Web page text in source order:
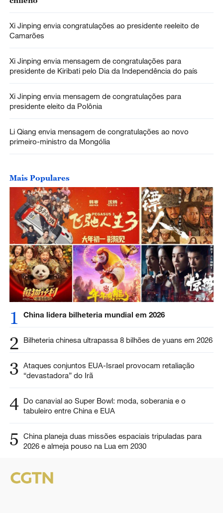
Xi Jinping envia congratulações ao presidente reeleito de
Camarões
Xi Jinping envia mensagem de congratulações para
presidente de Kiribati pelo Dia da Independência do país
Xi Jinping envia mensagem de congratulações para
presidente eleito da Polônia
Li Qiang envia mensagem de congratulações ao novo
primeiro-ministro da Mongólia
Mais Populares
1 China lidera bilheteria mundial em 2026
2 Bilheteria chinesa ultrapassa 8 bilhões de yuans em 2026
3 Ataques conjuntos EUA-Israel provocam retaliação
“devastadora” do Irã
4 Do canavial ao Super Bowl: moda, soberania e o
tabuleiro entre China e EUA
5
China planeja duas missões espaciais tripuladas para
2026 e almeja pouso na Lua em 2030